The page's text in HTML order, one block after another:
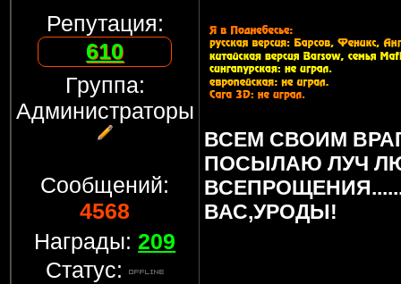
Репутация:
610
Группа:
Администраторы
Сообщений:
4568
Награды:209
Статус:
ВСЕМ СВОИМ
ПОСЫЛАЮ ЛУЧ
ВАС,УРОДЫ!